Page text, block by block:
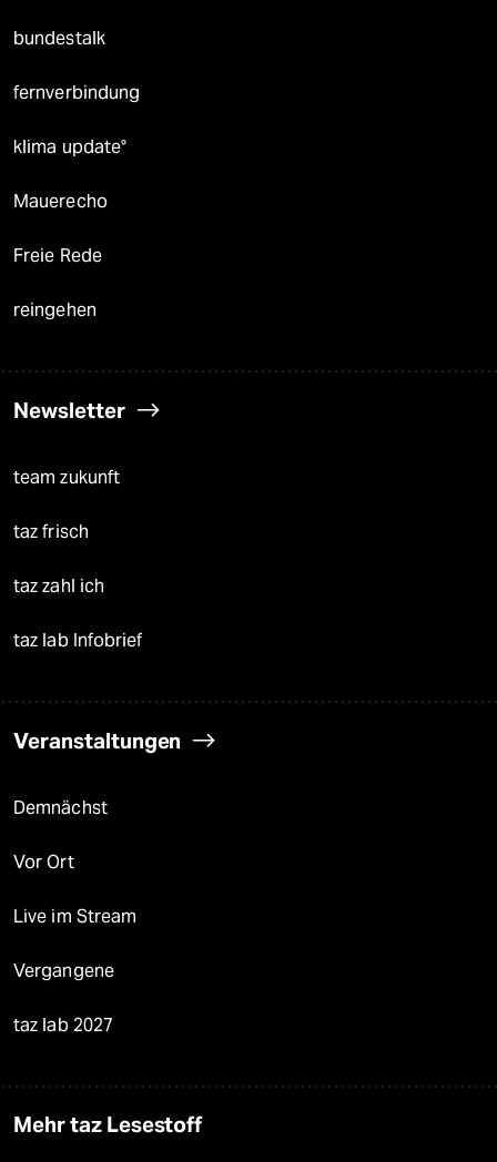
bundestalk
fernverbindung
klima update°
Mauerecho
Freie Rede
reingehen
Newsletter
team zukunft
taz frisch
taz zahl ich
taz lab Infobrief
Veranstaltungen
Demnächst
Vor Ort
Live im Stream
Vergangene
taz lab 2027
Mehr taz Lesestoff